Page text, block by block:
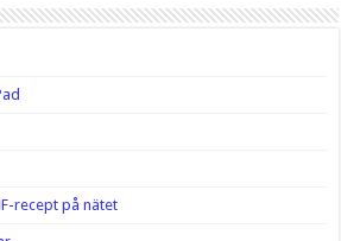
recept på nätet